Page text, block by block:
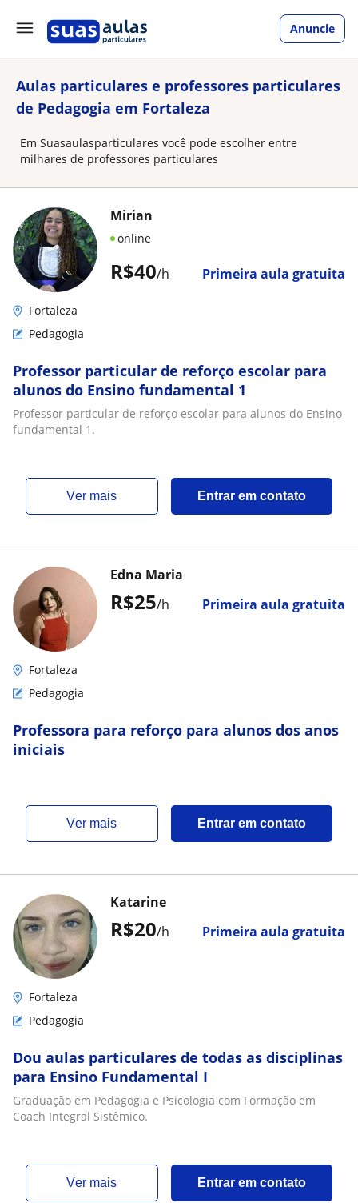
Anuncie
Aulas particulares e professores particulares
de Pedagogia em Fortaleza
Em Suasaulasparticulares você pode escolher entre
milhares de professores particulares
R$40/h Primeira aula gratuita
Mirian
online
Fortaleza
Pedagogia
Professor particular de reforço escolar para
alunos do Ensino fundamental 1
Professor particular de reforço escolar para alunos do Ensino
fundamental 1.
ver mais Entrar em contato
R$25/h Primeira aula gratuita
Edna Maria
Fortaleza
Pedagogia
Professora para reforço para alunos dos anos
iniciais
ver mais Entrar em contato
R$20/h Primeira aula gratuita
Katarine
Fortaleza
Pedagogia
Dou aulas particulares de todas as disciplinas
para Ensino Fundamental I
Graduação em Pedagogia e Psicologia com Formação em
Coach Integral Sistêmico.
ver mais Entrar em contato